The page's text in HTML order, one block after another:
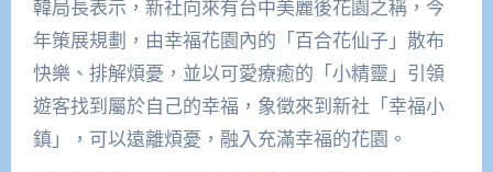
韓局長表示，新社向來有台中美麗後花園之稱，今
年策展規劃，由幸福花園內的「百合花仙子」散布
快樂、排解煩憂，並以可愛療癒的「小精靈」引領
遊客找到屬於自己的幸福，象徵來到新社「幸福小
鎮」，可以遠離煩憂，融入充滿幸福的花園。